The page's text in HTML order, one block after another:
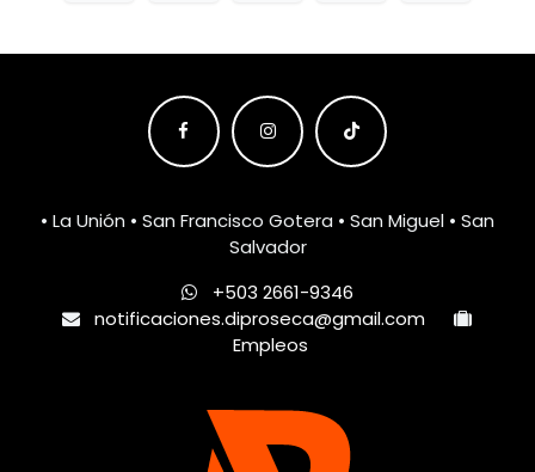
• La Unión • San Francisco Gotera • San Miguel • San
Salvador
+503 2661-9346
notificaciones.diproseca@gmail.com
Empleos